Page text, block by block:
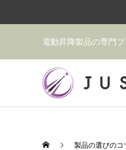
電動昇降製品の専門ブ
製品の選びのコ